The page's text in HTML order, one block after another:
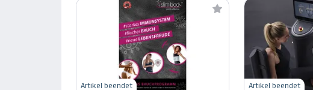
Artikel beendet Artikel beendet